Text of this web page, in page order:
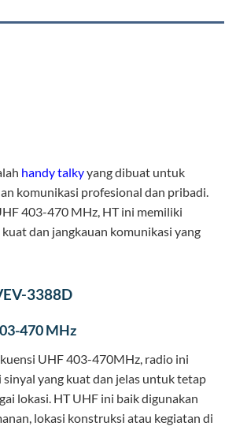
handy talkyyang dibuat untuk
komunikasi profesional dan pribadi.
403-470 MHz, HT ini memiliki
dan jangkauan komunikasi yang
3388D
470 MHz
UHF 403-470MHz, radio ini
yang kuat dan jelas untuk tetap
lokasi. HT UHF ini baik digunakan
lokasi konstruksi atau kegiatan di